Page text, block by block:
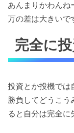
あんまりかわんね
万の差は大きいで
完全に
投資とか投機では
勝負してどうこう
ると自分は完全に